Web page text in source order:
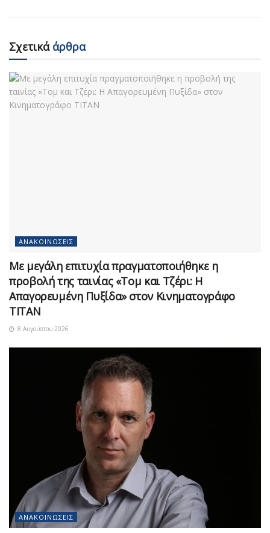
Σχετικάάρθρα
ΑΝΑΚΟΙΝΏΣΕΙΣ
Με μεγάλη επιτυχία πραγματοποιήθηκε η
προβολή της ταινίας «Τομ και Τζέρι: Η
Απαγορευμένη Πυξίδα» στον Κινηματογράφο
ΤΙΤΑΝ
8 Αυγούστου 2026
ΑΝΑΚΟΙΝΏΣΕΙΣ